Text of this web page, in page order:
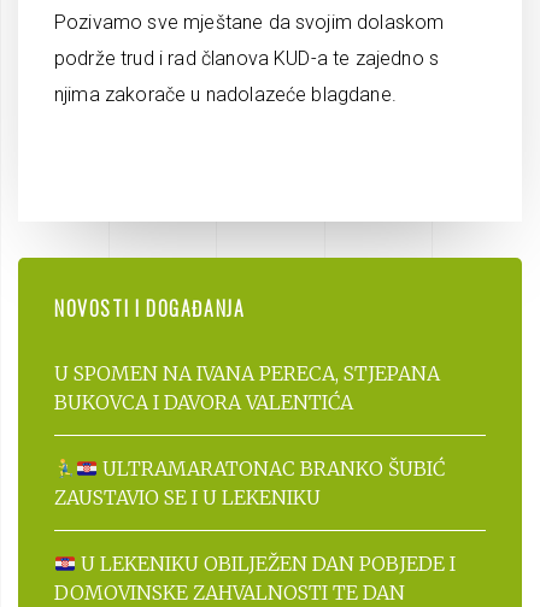
Pozivamo sve mještane da svojim dolaskom
podrže trud i rad članova KUD-a te zajedno s
njima zakorače u nadolazeće blagdane.
NOVOSTI I DOGAĐANJA
U SPOMEN NA IVANA PERECA, STJEPANA
BUKOVCA I DAVORA VALENTIĆA
ULTRAMARATONAC BRANKO ŠUBIĆ
ZAUSTAVIO SE I U LEKENIKU
U LEKENIKU OBILJEŽEN DAN POBJEDE I
DOMOVINSKE ZAHVALNOSTI TE DAN